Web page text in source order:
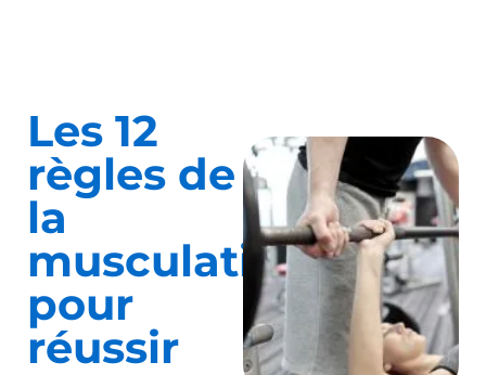
Les 12
règles de
la
musculation
pour
réussir